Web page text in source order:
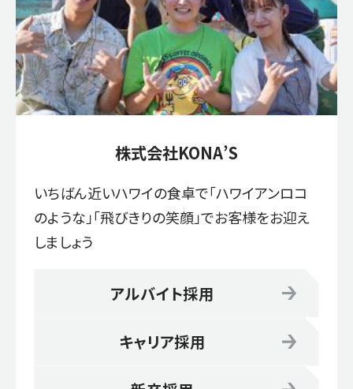
株式会社KONA’S
いちばん近いハワイの食卓で「ハワイアンロコ
のような」「飛びきりの笑顔」でお客様をお迎え
しましょう
アルバイト採用
キャリア採用